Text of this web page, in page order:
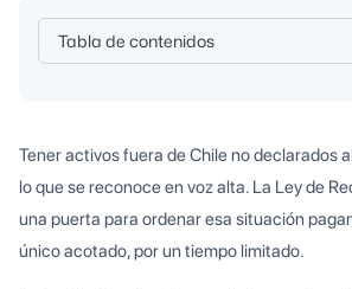
Tabla de contenidos
Tener activos fuera de Chile no declarados
lo que se reconoce en voz alta. La Ley de
una puerta para ordenar esa situación
único acotado, por un tiempo limitado.